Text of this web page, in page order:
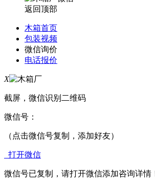
返回顶部
木箱首页
包装视频
微信询价
电话报价
X
截屏，微信识别二维码
微信号：
（点击微信号复制，添加好友）
打开微信
微信号已复制，请打开微信添加咨询详情